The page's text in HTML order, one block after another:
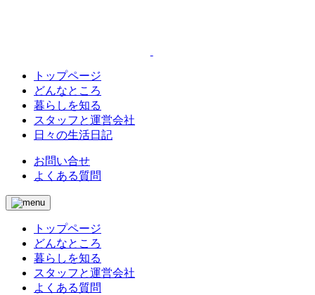
トップページ
どんなところ
暮らしを知る
スタッフと運営会社
日々の生活日記
お問い合せ
よくある質問
トップページ
どんなところ
暮らしを知る
スタッフと運営会社
よくある質問